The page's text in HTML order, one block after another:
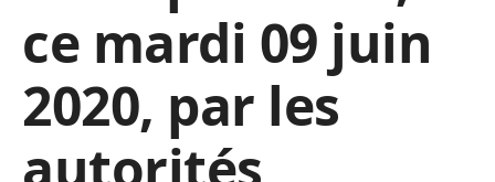
ce mardi 09 juin
2020, par les